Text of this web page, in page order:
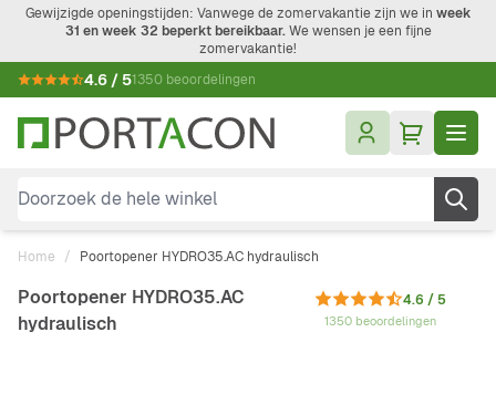
Ga naar de inhoud
Gewijzigde openingstijden: Vanwege de zomervakantie zijn we in week
31 en week 32 beperkt bereikbaar.We wensen je een fijne
zomervakantie!
4.6 / 51350 beoordelingen
Doorzoek de hele winkel
Home / Poortopener HYDRO35.AC hydraulisch
Poortopener HYDRO35.AC
hydraulisch
4.6 / 5
1350 beoordelingen